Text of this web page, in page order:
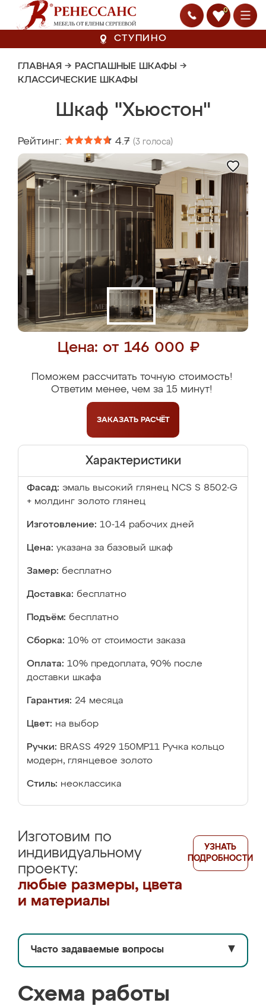
0
СТУПИНО
ГЛАВНАЯ → РАСПАШНЫЕ ШКАФЫ →
КЛАССИЧЕСКИЕ ШКАФЫ
Шкаф "Хьюстон"
Рейтинг: 4.7 (3 голоса)
Цена: от 146 000 ₽
Поможем рассчитать точную стоимость!
Ответим менее, чем за 15 минут!
ЗАКАЗАТЬ РАСЧЁТ
Характеристики
Фасад: эмаль высокий глянец NCS S 8502-G
+ молдинг золото глянец
Изготовление: 10-14 рабочих дней
Цена: указана за базовый шкаф
Замер: бесплатно
Доставка: бесплатно
Подъём: бесплатно
Сборка: 10% от стоимости заказа
Оплата: 10% предоплата, 90% после
доставки шкафа
Гарантия: 24 месяца
Цвет: на выбор
Ручки: BRASS 4929 150MP11 Ручка кольцо
модерн, глянцевое золото
Стиль: неоклассика
Изготовим по
индивидуальному
проекту:
любые размеры, цвета
и материалы
УЗНАТЬ
ПОДРОБНОСТИ
Часто задаваемые вопросы ▼
Схема работы